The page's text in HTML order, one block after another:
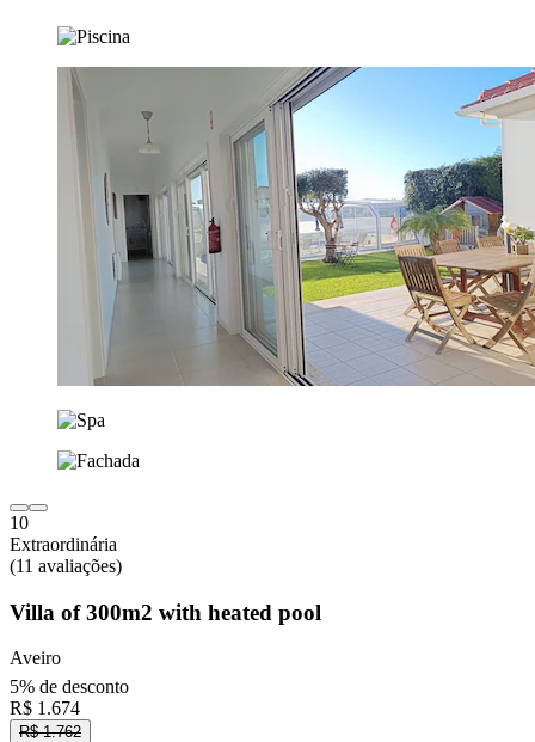
10
Extraordinária
(11 avaliações)
Villa of 300m2 with heated pool
Aveiro
5% de desconto
R$ 1.674
R$ 1.762